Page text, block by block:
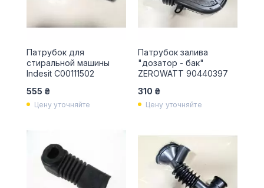
Патрубок для
стиральной машины
Indesit C00111502
555 ₴
Цену уточняйте
Патрубок залива
"дозатор - бак"
ZEROWATT 90440397
310 ₴
Цену уточняйте